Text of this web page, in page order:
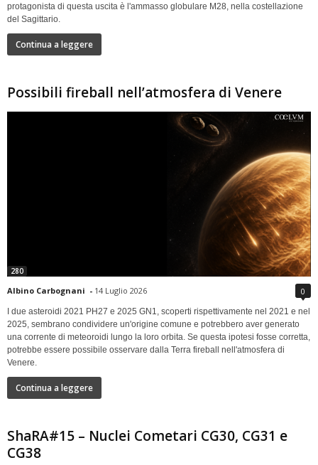
protagonista di questa uscita è l'ammasso globulare M28, nella costellazione
del Sagittario.
Continua a leggere
Possibili fireball nell’atmosfera di Venere
280
Albino Carbognani - 14 Luglio 2026 0
I due asteroidi 2021 PH27 e 2025 GN1, scoperti rispettivamente nel 2021 e nel
2025, sembrano condividere un'origine comune e potrebbero aver generato
una corrente di meteoroidi lungo la loro orbita. Se questa ipotesi fosse corretta,
potrebbe essere possibile osservare dalla Terra fireball nell'atmosfera di
Venere.
Continua a leggere
ShaRA#15 – Nuclei Cometari CG30, CG31 e
CG38